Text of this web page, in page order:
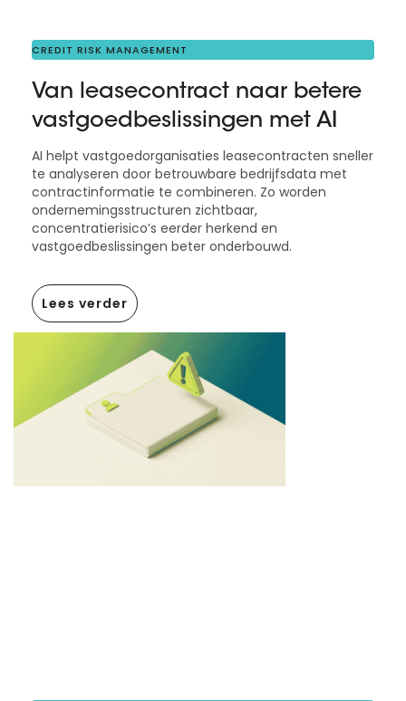
CREDIT RISK MANAGEMENT
Van leasecontract naar betere
vastgoedbeslissingen met AI
AI helpt vastgoedorganisaties leasecontracten sneller
te analyseren door betrouwbare bedrijfsdata met
contractinformatie te combineren. Zo worden
ondernemingsstructuren zichtbaar,
concentratierisico’s eerder herkend en
vastgoedbeslissingen beter onderbouwd.
Lees verder